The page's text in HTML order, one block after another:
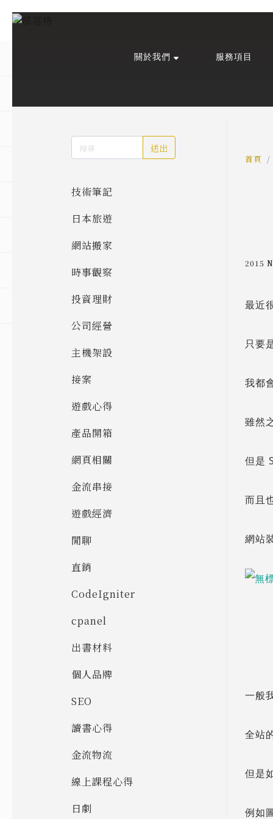
預約服務
活動報名
影像紀錄
Podcast
關於我們 服務項目
送出
技術筆記
日本旅遊
網站搬家
時事觀察
投資理財
公司經營
主機架設
接案
遊戲心得
產品開箱
網頁相關
金流串接
遊戲經濟
閒聊
直銷
CodeIgniter
cpanel
出書材料
個人品牌
SEO
讀書心得
金流物流
線上課程心得
日劇
首頁
2015
最近
只要
我都
雖然
但是
而且
網站
一般
全站
但是
例如